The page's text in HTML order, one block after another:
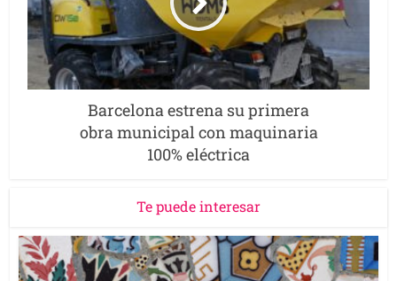
Barcelona estrena su primera
obra municipal con maquinaria
100% eléctrica
Te puede interesar